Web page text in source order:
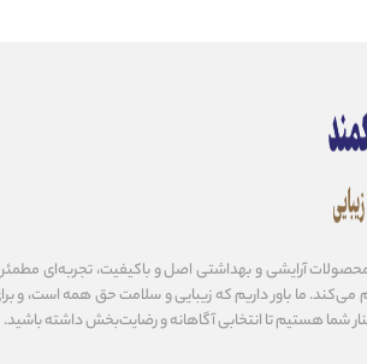
آرایشی و بهداشتی اصل و باکیفیت، تجربه‌ای
می‌کند. ما باور داریم که زیبایی و سلامت حق همه است، و
شما هستیم تا انتخابی آگاهانه و رضایت‌بخش داشته باشید.